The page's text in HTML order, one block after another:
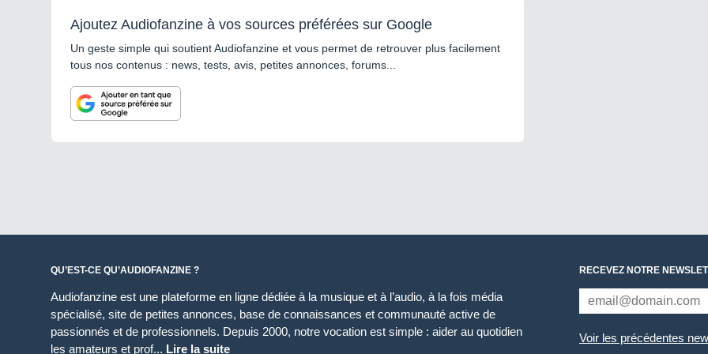
Ajoutez Audiofanzine à vos sources préférées sur Google
Un geste simple qui soutient Audiofanzine et vous permet de retrouver plus facilement
tous nos contenus : news, tests, avis, petites annonces, forums...
QU’EST-CE QU’AUDIOFANZINE ?
Audiofanzine est une plateforme en ligne dédiée à la musique et à l’audio, à la fois média
spécialisé, site de petites annonces, base de connaissances et communauté active de
passionnés et de professionnels. Depuis 2000, notre vocation est simple : aider au quotidien
les amateurs et prof... Lire la suite
RECEVEZ NOTRE
Voir les précédentes